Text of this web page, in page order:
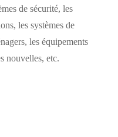
de sécurité, les
les systèmes de
les équipements
nouvelles, etc.